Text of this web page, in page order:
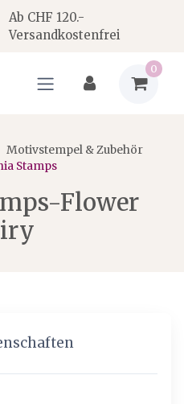
Ab CHF 120.-
Versandkostenfrei
0
Motivstempel & Zubehör
Stamps
Flower